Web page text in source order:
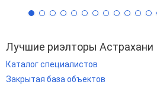
Лучшие риэлторы Астрахани
Каталог специалистов
Закрытая база объектов